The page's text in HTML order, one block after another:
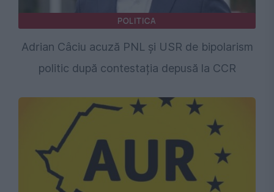
POLITICA
Adrian Câciu acuză PNL și USR de bipolarism
politic după contestația depusă la CCR